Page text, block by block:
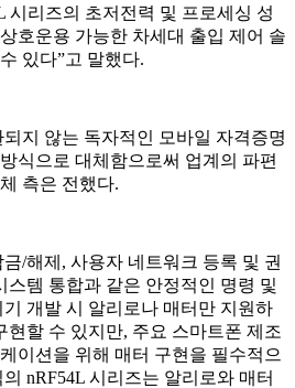
시리즈의 초저전력 및 프로세싱 성
호운용 가능한 차세대 출입 제어 솔
있다”고 말했다.
지 않는 독자적인 모바일 자격증명
식으로 대체함으로써 업계의 파편
측은 전했다.
/해제, 사용자 네트워크 등록 및 권
스템 통합과 같은 안정적인 명령 및
개발 시 알리로나 매터만 지원하
현할 수 있지만, 주요 스마트폰 제조
이션을 위해 매터 구현을 필수적으
nRF54L 시리즈는 알리로와 매터